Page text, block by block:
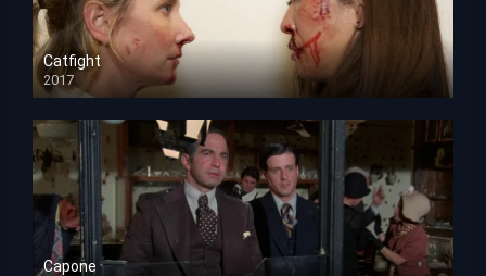
Catfight
2017
HD 720p
Capone